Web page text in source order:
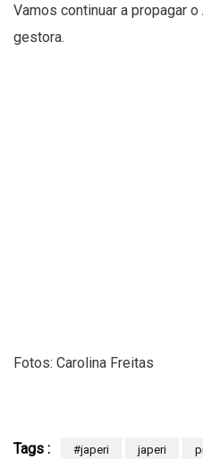
Vamos continuar a propagar
gestora.
Fotos: Carolina Freitas
Tags : #japeri japeri